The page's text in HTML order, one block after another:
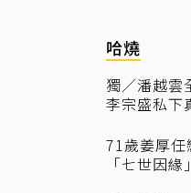
哈燒
獨／潘越雲
李宗盛私下
71歲姜厚
「七世因